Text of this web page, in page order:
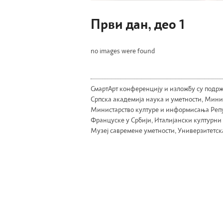
Први дан, део 1
no images were found
СмартАрт конференцију и изложбу су
Српска академија наука и уметности,
Министарство културе и информисања
Француске у Србији, Италијански
Музеј савремене уметности,